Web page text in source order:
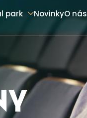
park NovinkyO nás